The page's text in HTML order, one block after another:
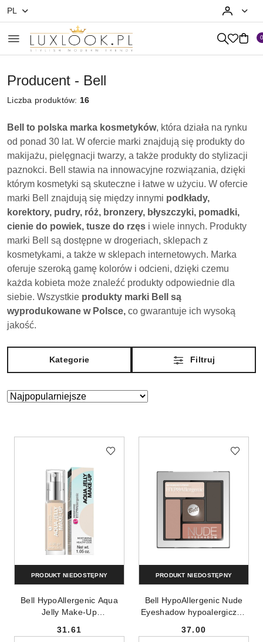
Przejdź do treści głównej
Przejdź do wyszukiwarki
Przejdź do moje konto
Przejdź do menu głównego
Przejdź do stopki
0
PL
Producent - Bell
Liczba produktów: 16
​Bell to polska marka kosmetyków, która działa na rynku
od ponad 30 lat. W ofercie marki znajdują się produkty do
makijażu, pielęgnacji twarzy, a także produkty do stylizacji
paznokci. Bell stawia na innowacyjne rozwiązania, dzięki
którym kosmetyki są skuteczne i łatwe w użyciu. W ofercie
marki Bell znajdują się między innymi podkłady,
korektory, pudry, róż, bronzery, błyszczyki, pomadki,
cienie do powiek, tusze do rzęs i wiele innych. Produkty
marki Bell są dostępne w drogeriach, sklepach z
kosmetykami, a także w sklepach internetowych. Marka
oferuje szeroką gamę kolorów i odcieni, dzięki czemu
każda kobieta może znaleźć produkty odpowiednie dla
siebie. Wszystkie produkty marki Bell są
wyprodukowane w Polsce, co gwarantuje ich wysoką
jakość.
Kategorie Filtruj
Zastosowano
Sortuj
Bell HypoAllergenic Aqua
Jelly Make-Up
nawilżająco-matujący o
Cena:
31.61
PRODUKT NIEDOSTĘPNY
Bell HypoAllergenic Nude
Eyeshadow hypoalergiczne
do powiek 03 5g
Cena:
37.00
PRODUKT NIEDOSTĘPNY